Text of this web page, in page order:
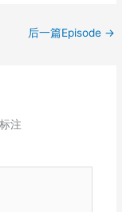
后一篇Episode →
标注